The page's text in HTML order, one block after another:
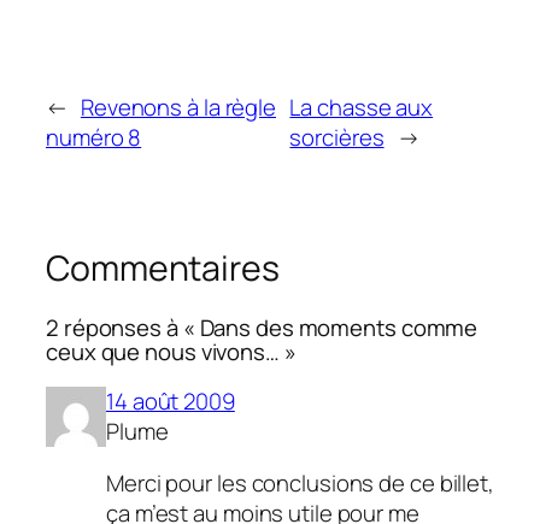
← Revenons à la règle
numéro 8
La chasse aux
sorcières →
Commentaires
2 réponses à « Dans des moments comme
ceux que nous vivons… »
14 août 2009
Plume
Merci pour les conclusions de ce billet,
ça m’est au moins utile pour me